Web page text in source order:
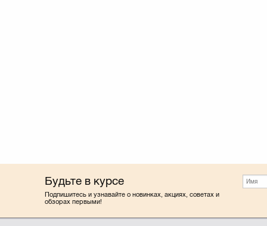
Будьте в курсе
Подпишитесь и узнавайте о новинках, акциях, советах и
обзорах первыми!